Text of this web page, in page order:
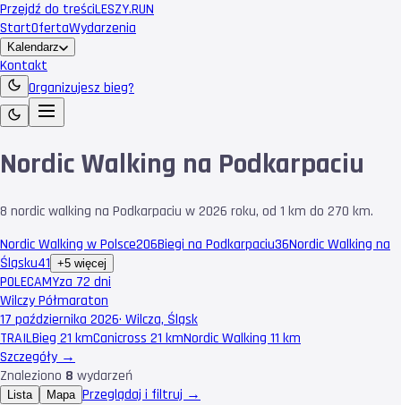
Przejdź do treściLESZY.RUN
StartOfertaWydarzenia
Kalendarz
Kontakt
Organizujesz bieg?
Nordic Walking na Podkarpaciu
8 nordic walking na Podkarpaciu w 2026 roku, od 1 km do 270 km.
Nordic Walking w Polsce206Biegi na Podkarpaciu36Nordic Walking na
Śląsku41 +5 więcej
POLECAMYza 72 dni
Wilczy Półmaraton
17 października 2026· Wilcza, Śląsk
TRAILBieg 21 kmCanicross 21 kmNordic Walking 11 km
Szczegóły →
Znaleziono 8 wydarzeń
Lista Mapa Przeglądaj i filtruj →